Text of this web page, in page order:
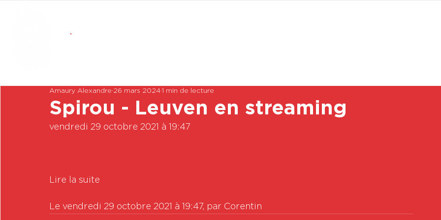
Spirou - Leuven en streaming
Amaury Alexandre 26 mars 2024 1 min de lecture
vendredi 29 octobre 2021 à 19:47
Lire la suite
Le vendredi 29 octobre 2021 à 19:47, par Corentin